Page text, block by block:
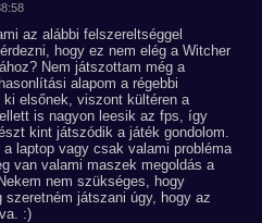
az alábbi felszereltséggel
hogy ez nem elég a Witcher
Nem játszottam még a
alapom a régebbi
elsőnek, viszont kültéren a
is nagyon leesik az fps, így
kint játszódik a játék gondolom.
laptop vagy csak valami probléma
van valami maszek megoldás a
nem szükséges, hogy
játszani úgy, hogy az
:)